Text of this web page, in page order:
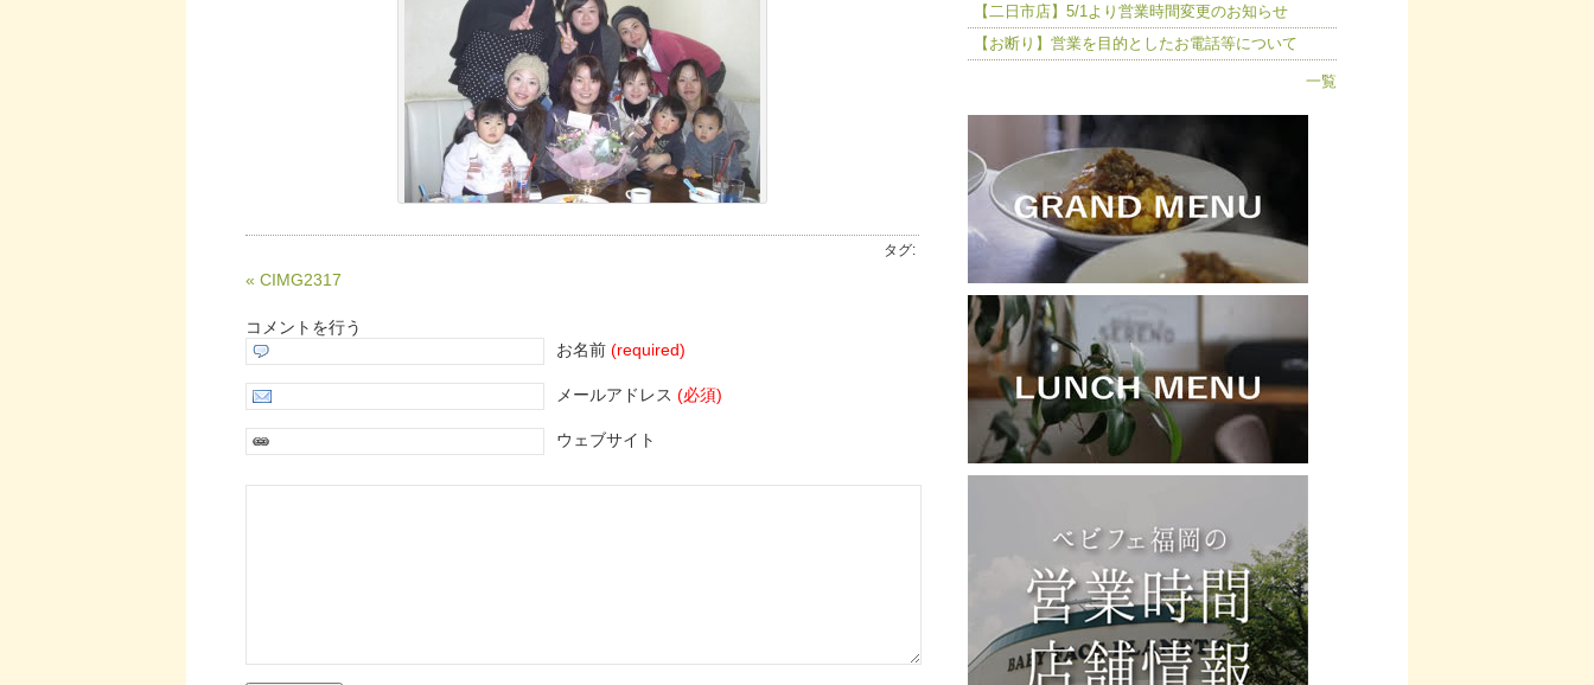
タグ:
« CIMG2317
コメントを行う
お名前 (required)
メールアドレス (必須)
ウェブサイト
【二日市店】5/1より営業時間変更のお知らせ
【お断り】営業を目的としたお電話等について
一覧